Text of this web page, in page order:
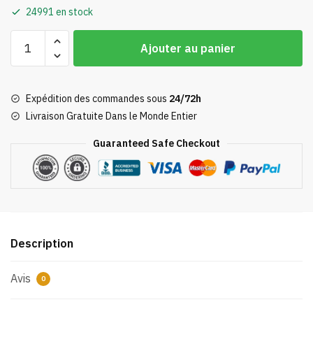
24991 en stock
Forêt
Ajouter au panier
Expédition des commandes sous 24/72h
Livraison Gratuite Dans le Monde Entier
Guaranteed Safe Checkout
Description
Avis 0